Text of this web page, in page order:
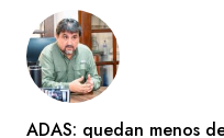
ADAS: quedan menos